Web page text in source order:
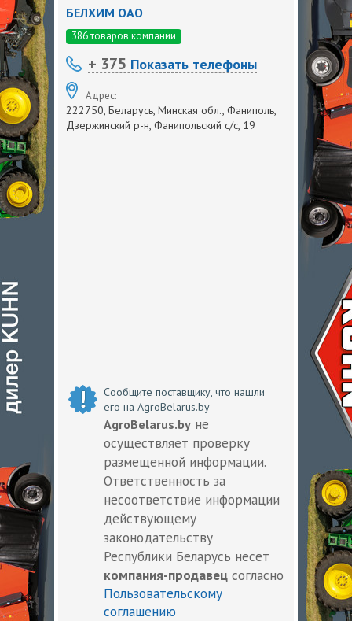
БЕЛХИМ ОАО
386 товаров компании
+ 375 Показать телефоны
Адрес:
222750, Беларусь, Минская обл., Фаниполь,
Дзержинский р-н, Фанипольский с/с, 19
Сообщите поставщику, что нашли
его на AgroBelarus.by
AgroBelarus.by не
осуществляет проверку
размещенной информации.
Ответственность за
несоответствие информации
действующему
законодательству
Республики Беларусь несет
компания-продавец согласно
Пользовательскому
соглашению